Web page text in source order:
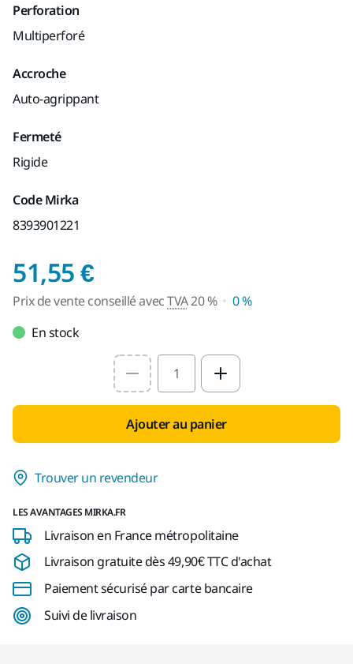
Perforation
Multiperforé
Accroche
Auto-agrippant
Fermeté
Rigide
Code Mirka
8393901221
51,55 €Prix de vente
Prix de vente conseillé avecTVA20 %
0 %
En stock
Select quantity value
Ajouter au panier
Trouver un revendeur
LES AVANTAGES MIRKA.FR
Livraison en France métropolitaine
Livraison gratuite dès 49,90€ TTC d'achat
Paiement sécurisé par carte bancaire
Suivi de livraison